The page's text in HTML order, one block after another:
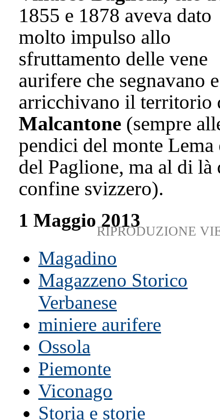
1855 e 1878 aveva dato
molto impulso allo
sfruttamento delle vene
aurifere che segnavano e
arricchivano il territorio
Malcantone (sempre
pendici del monte Lema
del Paglione, ma al di là
confine svizzero).
1 Maggio 2013
RIPRODUZIONE
Magadino
Magazzeno Storico
Verbanese
miniere aurifere
Ossola
Piemonte
Viconago
Storia e storie